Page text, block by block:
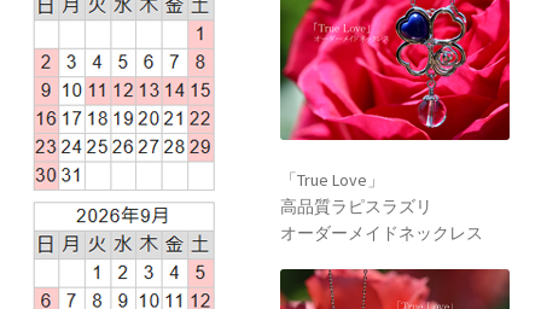
「True Love」
高品質ラピスラズリ
オーダーメイドネックレス